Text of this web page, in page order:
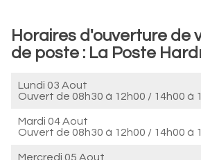
Horaires d'ouverture de
de poste : La Poste
Lundi 03 Aout
Ouvert de 08h30 à 12h00 / 14h00 à
Mardi 04 Aout
Ouvert de 08h30 à 12h00 / 14h00 à
Mercredi 05 Aout